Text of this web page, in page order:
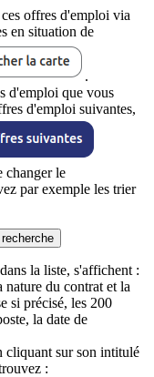
offres d'emploi via
en situation de
.
d'emploi que vous
d'emploi suivantes,
changer le
par exemple les trier
la liste, s'affichent :
du contrat et la
si précisé, les 200
la date de
cliquant sur son intitulé
: